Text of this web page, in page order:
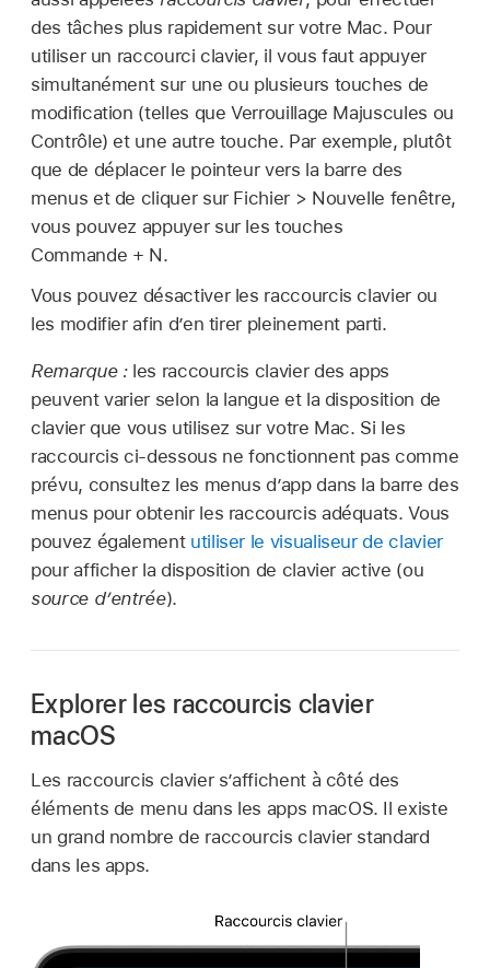
des tâches plus rapidement sur votre Mac. Pour
utiliser un raccourci clavier, il vous faut appuyer
simultanément sur une ou plusieurs touches de
modification (telles que Verrouillage Majuscules ou
Contrôle) et une autre touche. Par exemple, plutôt
que de déplacer le pointeur vers la barre des
menus et de cliquer sur Fichier > Nouvelle fenêtre,
vous pouvez appuyer sur les touches
Commande + N.
Vous pouvez désactiver les raccourcis clavier ou
les modifier afin d’en tirer pleinement parti.
Remarque : les raccourcis clavier des apps
peuvent varier selon la langue et la disposition de
clavier que vous utilisez sur votre Mac. Si les
raccourcis ci-dessous ne fonctionnent pas comme
prévu, consultez les menus d’app dans la barre des
menus pour obtenir les raccourcis adéquats. Vous
pouvez également utiliser le visualiseur de clavier
pour afficher la disposition de clavier active (ou
source d’entrée).
Explorer les raccourcis clavier
macOS
Les raccourcis clavier s’affichent à côté des
éléments de menu dans les apps macOS. Il existe
un grand nombre de raccourcis clavier standard
dans les apps.